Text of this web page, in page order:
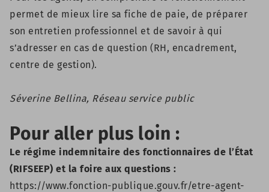
permet de mieux lire sa fiche de paie, de préparer
son entretien professionnel et de savoir à qui
s’adresser en cas de question (RH, encadrement,
centre de gestion).
Séverine Bellina, Réseau service public
Pour aller plus loin :
Le régime indemnitaire des fonctionnaires de l’État
(RIFSEEP) et la foire aux questions :
https://www.fonction-publique.gouv.fr/etre-agent-